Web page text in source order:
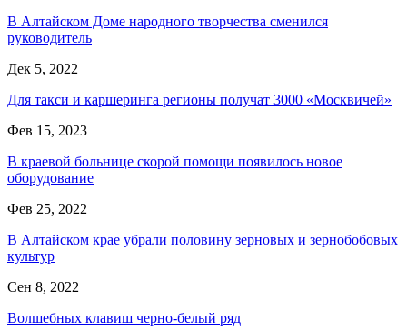
В Алтайском Доме народного творчества сменился
руководитель
Дек 5, 2022
Для такси и каршеринга регионы получат 3000 «Москвичей»
Фев 15, 2023
В краевой больнице скорой помощи появилось новое
оборудование
Фев 25, 2022
В Алтайском крае убрали половину зерновых и зернобобовых
культур
Сен 8, 2022
Волшебных клавиш черно-белый ряд